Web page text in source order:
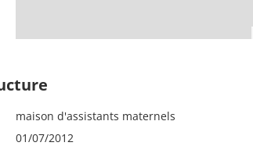
maison d'assistants maternels
01/07/2012